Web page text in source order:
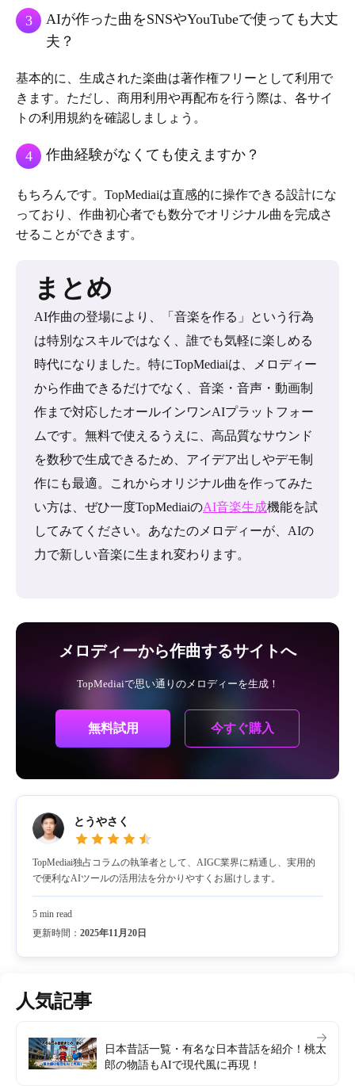
3
AIが作った曲をSNSやYouTubeで使っても大丈
夫？
基本的に、生成された楽曲は著作権フリーとして利用で
きます。ただし、商用利用や再配布を行う際は、各サイ
トの利用規約を確認しましょう。
4 作曲経験がなくても使えますか？
もちろんです。TopMediaiは直感的に操作できる設計にな
っており、作曲初心者でも数分でオリジナル曲を完成さ
せることができます。
まとめ
AI作曲の登場により、「音楽を作る」という行為
は特別なスキルではなく、誰でも気軽に楽しめる
時代になりました。特にTopMediaiは、メロディー
から作曲できるだけでなく、音楽・音声・動画制
作まで対応したオールインワンAIプラットフォー
ムです。無料で使えるうえに、高品質なサウンド
を数秒で生成できるため、アイデア出しやデモ制
作にも最適。これからオリジナル曲を作ってみた
い方は、ぜひ一度TopMediaiのAI音楽生成機能を試
してみてください。あなたのメロディーが、AIの
力で新しい音楽に生まれ変わります。
メロディーから作曲するサイトへ
TopMediaiで思い通りのメロディーを生成！
無料試用 今すぐ購入
とうやさく
TopMediai独占コラムの執筆者として、AIGC業界に精通し、実用的
で便利なAIツールの活用法を分かりやすくお届けします。
5 min read
更新時間： 2025年11月20日
人気記事
日本昔話一覧・有名な日本昔話を紹介！桃太
郎の物語もAIで現代風に再現！